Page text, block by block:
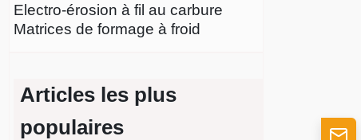
Electro-érosion à fil au carbure
Matrices de formage à froid
Articles les plus
populaires